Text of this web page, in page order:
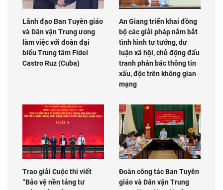
Lãnh đạo Ban Tuyên giáo
và Dân vận Trung ương
làm việc với đoàn đại
biểu Trung tâm Fidel
Castro Ruz (Cuba)
An Giang triển khai đồng
bộ các giải pháp nắm bắt
tình hình tư tưởng, dư
luận xã hội, chủ động đấu
tranh phản bác thông tin
xấu, độc trên không gian
mạng
Trao giải Cuộc thi viết
“Bảo vệ nền tảng tư
Đoàn công tác Ban Tuyên
giáo và Dân vận Trung